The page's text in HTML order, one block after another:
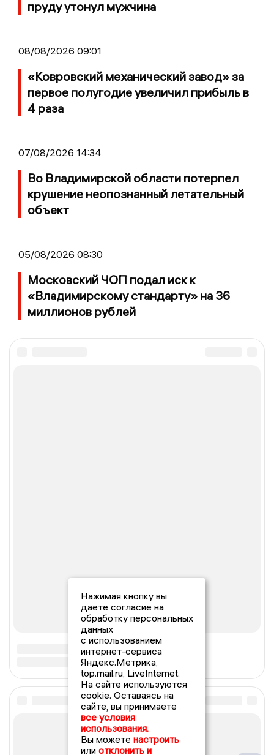
пруду утонул мужчина
08/08/2026 09:01
«Ковровский механический завод» за
первое полугодие увеличил прибыль в
4 раза
07/08/2026 14:34
Во Владимирской области потерпел
крушение неопознанный летательный
объект
05/08/2026 08:30
Московский ЧОП подал иск к
«Владимирскому стандарту» на 36
миллионов рублей
Нажимая кнопку вы
даете согласие на
обработку персональных
данных
с использованием
интернет-сервиса
Яндекс.Метрика,
top.mail.ru, LiveInternet.
На сайте используются
cookie. Оставаясь на
сайте, вы принимаете
все условия
использования.
Вы можете настроить
или отклонить и